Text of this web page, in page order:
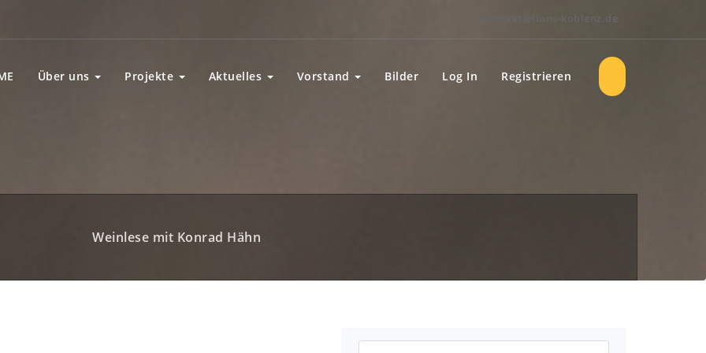
kontakt@lions-koblenz.de
Über uns Projekte Aktuelles Vorstand Bilder Log In Registrieren
Weinlese mit Konrad Hähn